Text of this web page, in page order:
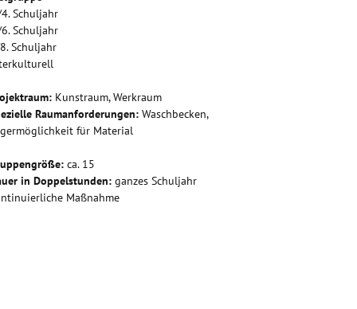
Schuljahr
Schuljahr
Schuljahr
Kunstraum, Werkraum
Raumanforderungen: Waschbecken,
für Material
ca. 15
in Doppelstunden: ganzes Schuljahr
Maßnahme